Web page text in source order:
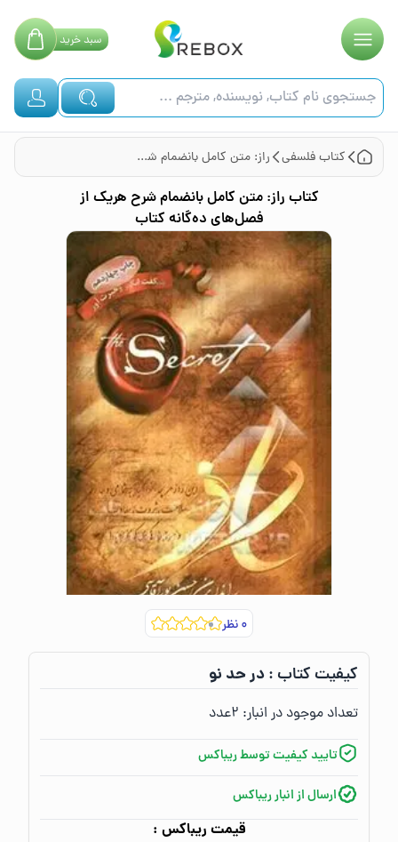
سبدخرید
کتابفلسفی راز: متن کامل بانضمام شرح هریک از فصل‌های ده‌گانه کتاب
کتاب راز: متن کامل بانضمام شرح هریک از
فصل‌های ده‌گانه کتاب
۰نظر
کیفیت کتاب :‌در حد نو
تعداد موجود در انبار:‌ ۲عدد
تایید کیفیت توسط ریباکس
ارسال از انبار ریباکس
قیمت ریباکس :